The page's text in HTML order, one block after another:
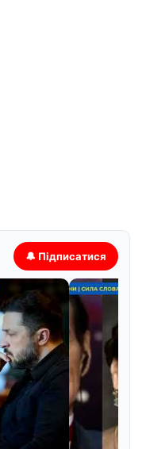
🔔 Підписатися